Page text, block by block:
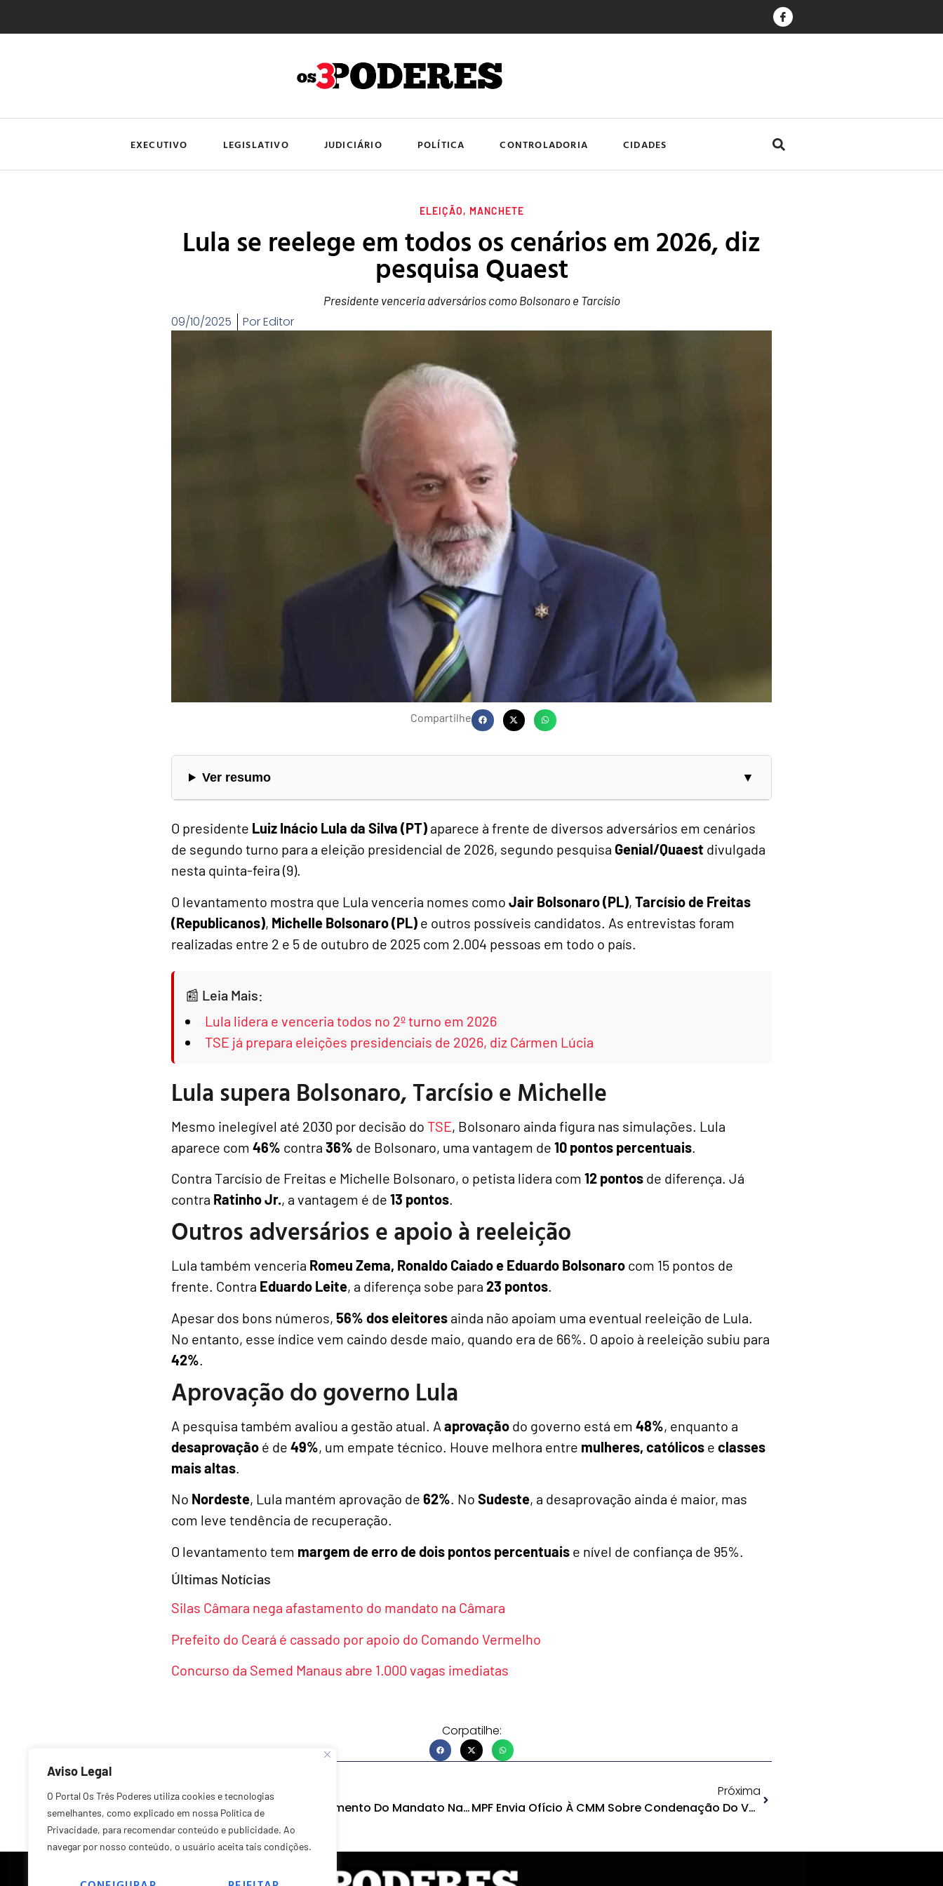
Aviso Legal
O Portal Os Três Poderes utiliza cookies e tecnologias
semelhantes, como explicado em nossa Política de
Privacidade, para recomendar conteúdo e publicidade. Ao
navegar por nosso conteúdo, o usuário aceita tais condições.
EXECUTIVO LEGISLATIVO JUDICIÁRIO POLÍTICA CONTROLADORIA CIDADES
ELEIÇÃO, MANCHETE
Lula se reelege em todos os cenários em 2026, diz
pesquisa Quaest
Presidente venceria adversários como Bolsonaro e Tarcísio
09/10/2025 PorEditor
Compartilhe
Ver resumo
O presidente Luiz Inácio Lula da Silva (PT) aparece à frente de diversos adversários em cenários
de segundo turno para a eleição presidencial de 2026, segundo pesquisa Genial/Quaest divulgada
nesta quinta-feira (9).
O levantamento mostra que Lula venceria nomes como Jair Bolsonaro (PL), Tarcísio de Freitas
(Republicanos), Michelle Bolsonaro (PL) e outros possíveis candidatos. As entrevistas foram
realizadas entre 2 e 5 de outubro de 2025 com 2.004 pessoas em todo o país.
Leia Mais:
Lula lidera e venceria todos no 2º turno em 2026
TSE já prepara eleições presidenciais de 2026, diz Cármen Lúcia
Lula supera Bolsonaro, Tarcísio e Michelle
Mesmo inelegível até 2030 por decisão do TSE, Bolsonaro ainda figura nas simulações. Lula
aparece com 46% contra 36% de Bolsonaro, uma vantagem de 10 pontos percentuais
Contra Tarcísio de Freitas e Michelle Bolsonaro, o petista lidera com 12 pontos de diferença. Já
contra Ratinho Jr., a vantagem é de 13 pontos.
Outros adversários e apoio à reeleição
Lula também venceria Romeu Zema, Ronaldo Caiado e Eduardo Bolsonaro com 15 pontos de
frente. Contra Eduardo Leite, a diferença sobe para 23 pontos.
Apesar dos bons números, 56% dos eleitores ainda não apoiam uma eventual reeleição de Lula.
No entanto, esse índice vem caindo desde maio, quando era de 66%. O apoio à reeleição subiu para
42%
Aprovação do governo Lula
A pesquisa também avaliou a gestão atual. A aprovação do governo está em 48%, enquanto a
desaprovação é de 49%, um empate técnico. Houve melhora entre mulheres, católicos e classes
mais altas.
No Nordeste, Lula mantém aprovação de 62%. No Sudeste, a desaprovação ainda é maior, mas
com leve tendência de recuperação.
O levantamento tem margem de erro de dois pontos percentuais e nível de confiança de 95%.
Últimas Notícias
Silas Câmara nega afastamento do mandato na Câmara
Prefeito do Ceará é cassado por apoio do Comando Vermelho
Concurso da Semed Manaus abre 1.000 vagas imediatas
Corpatilhe:
Anterior
Silas Câmara Nega Afastamento Do Mandato Na Câmara
Próxima
MPF Envia Ofício À CMM Sobre Condenação Do Vereador Jaildo Oliveira Pelo STJ